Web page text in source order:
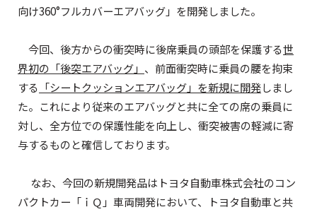
向け360°フルカバーエアバッグ」を開発しました。
今回、後方からの衝突時に後席乗員の頭部を保護する世
界初の「後突エアバッグ」 、前面衝突時に乗員の腰を拘束
する 「シートクッションエアバッグ」を新規に開発しまし
た。これにより従来のエアバッグと共に全ての席の乗員に
対し、全方位での保護性能を向上し、衝突被害の軽減に寄
与するものと確信しております。
なお、今回の新規開発品はトヨタ自動車株式会社のコン
パクトカー「ｉＱ」車両開発において、トヨタ自動車と共